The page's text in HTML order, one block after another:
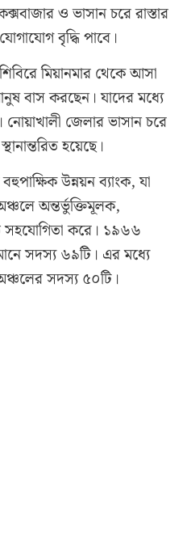
ও ভাসান চরে রাস্তার
বৃদ্ধি পাবে।
মিয়ানমার থেকে আসা
বাস করছেন। যাদের মধ্যে
জেলার ভাসান চরে
হয়েছে।
উন্নয়ন ব্যাংক, যা
অন্তর্ভুক্তিমূলক,
সহযোগিতা করে। ১৯৬৬
সদস্য ৬৯টি। এর মধ্যে
সদস্য ৫০টি।